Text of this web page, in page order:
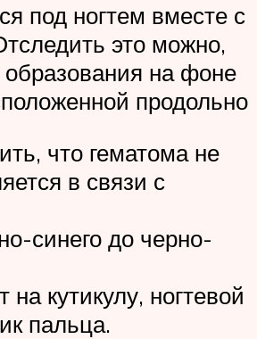
под ногтем вместе с
это можно,
на фоне
продольно
что гематома не
в связи с
синего до черно-
на кутикулу, ногтевой
пальца.